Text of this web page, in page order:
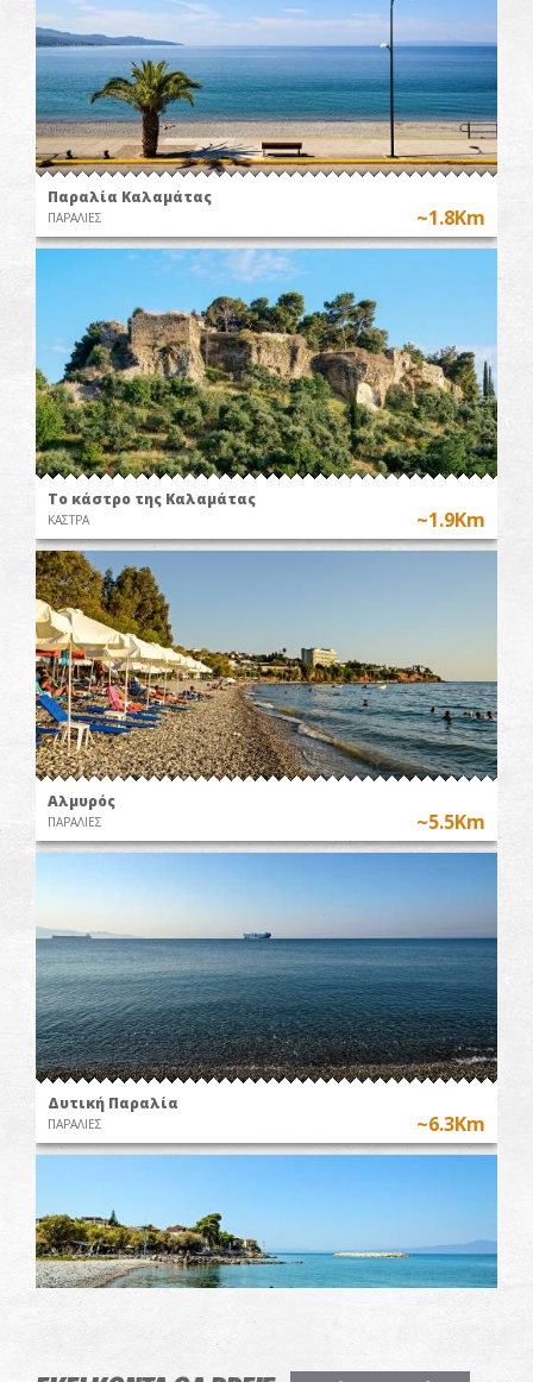
Παραλία Καλαμάτας
ΠΑΡΑΛΙΕΣ ~1.8Km
Το κάστρο της Καλαμάτας
ΚΑΣΤΡΑ ~1.9Km
Αλμυρός
ΠΑΡΑΛΙΕΣ ~5.5Km
Δυτική Παραλία
ΠΑΡΑΛΙΕΣ ~6.3Km